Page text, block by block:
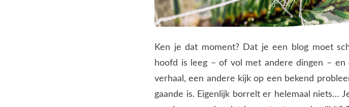
Ken je dat moment? Dat je een blog moet
hoofd is leeg – of vol met andere dingen –
verhaal, een andere kijk op een bekend
gaande is. Eigenlijk borrelt er helemaal niets…